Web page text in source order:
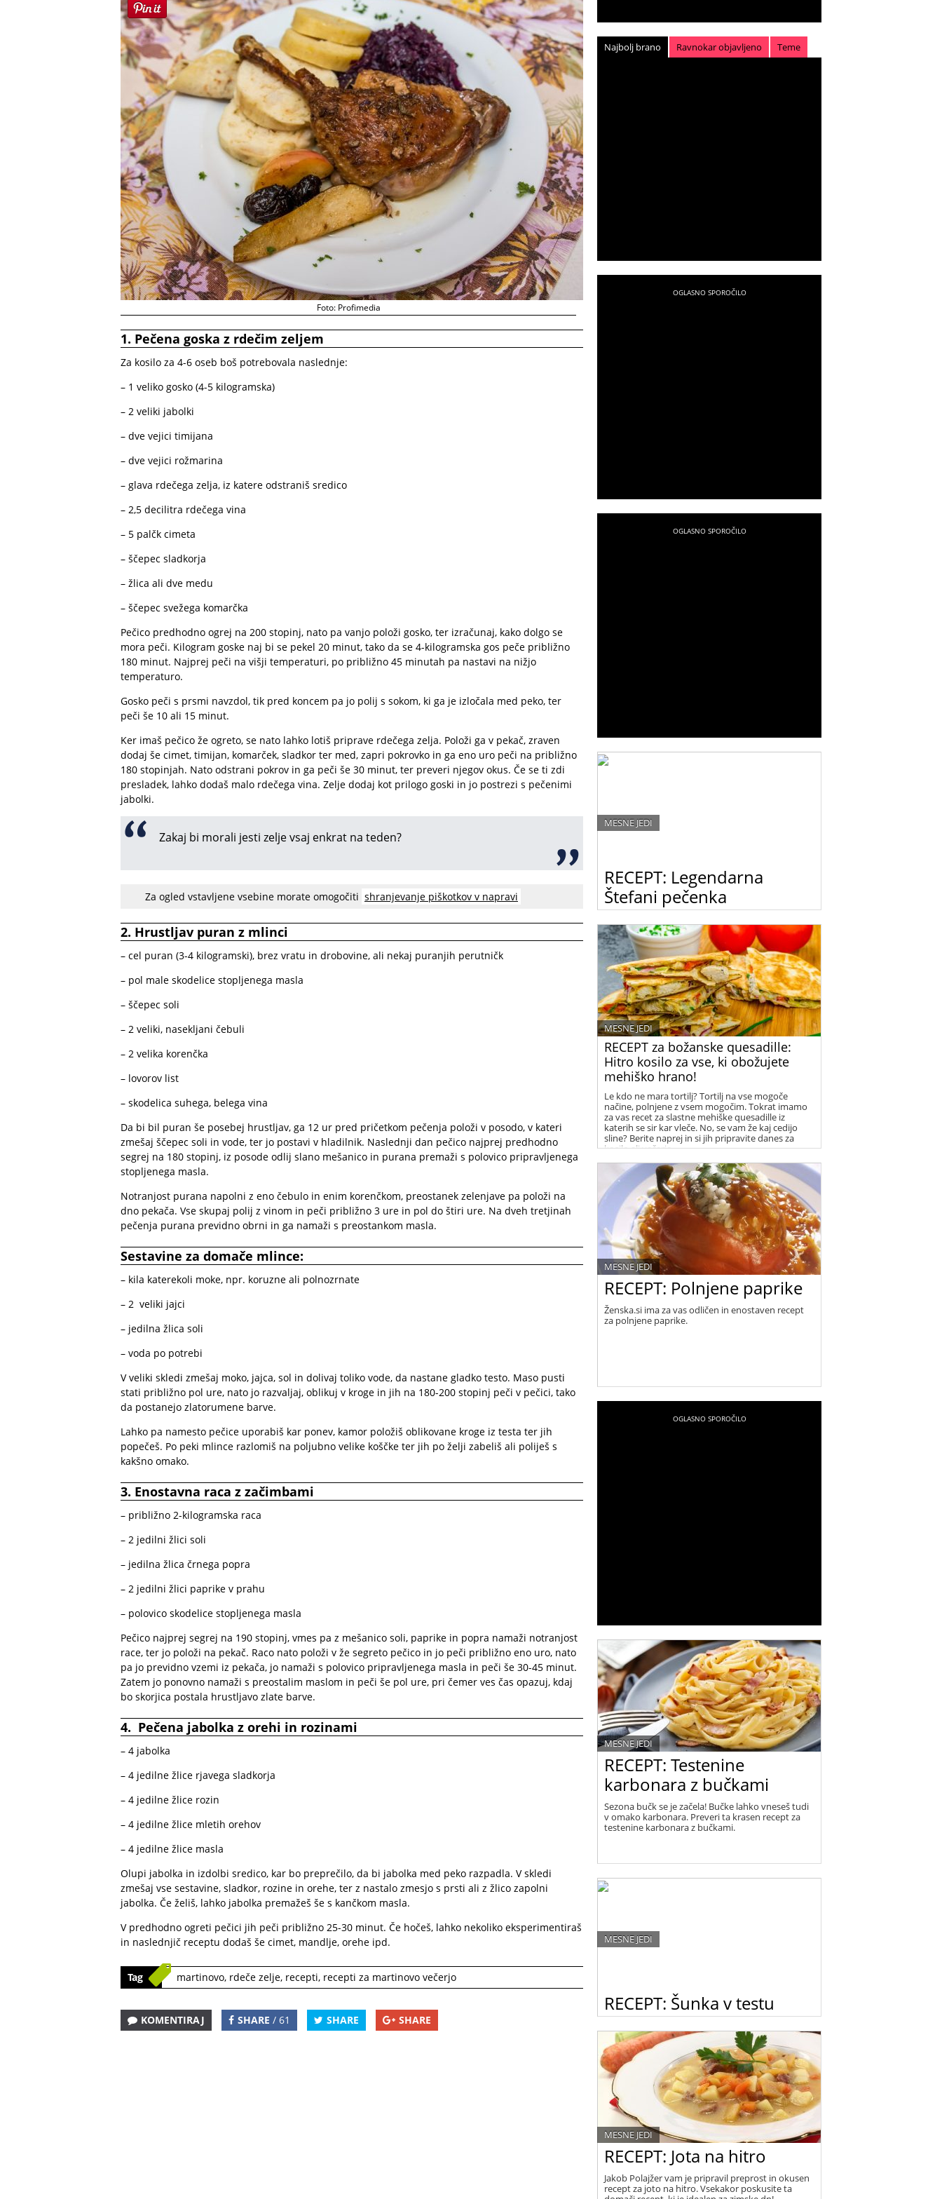
Foto: Profimedia
1. Pečena goska z rdečim zeljem
Za kosilo za 4-6 oseb boš potrebovala naslednje:
– 1 veliko gosko (4-5 kilogramska)
– 2 veliki jabolki
– dve vejici timijana
– dve vejici rožmarina
– glava rdečega zelja, iz katere odstraniš sredico
– 2,5 decilitra rdečega vina
– 5 palčk cimeta
– ščepec sladkorja
– žlica ali dve medu
– ščepec svežega komarčka
Pečico predhodno ogrej na 200 stopinj, nato pa vanjo položi gosko, ter izračunaj, kako dolgo se
mora peči. Kilogram goske naj bi se pekel 20 minut, tako da se 4-kilogramska gos peče približno
180 minut. Najprej peči na višji temperaturi, po približno 45 minutah pa nastavi na nižjo
temperaturo.
Gosko peči s prsmi navzdol, tik pred koncem pa jo polij s sokom, ki ga je izločala med peko, ter
peči še 10 ali 15 minut.
Ker imaš pečico že ogreto, se nato lahko lotiš priprave rdečega zelja. Položi ga v pekač, zraven
dodaj še cimet, timijan, komarček, sladkor ter med, zapri pokrovko in ga eno uro peči na približno
180 stopinjah. Nato odstrani pokrov in ga peči še 30 minut, ter preveri njegov okus. Če se ti zdi
presladek, lahko dodaš malo rdečega vina. Zelje dodaj kot prilogo goski in jo postrezi s pečenimi
jabolki.
Zakaj bi morali jesti zelje vsaj enkrat na teden?
Za ogled vstavljene vsebine morate omogočiti shranjevanje piškotkov v napravi
2. Hrustljav puran z mlinci
– cel puran (3-4 kilogramski), brez vratu in drobovine, ali nekaj puranjih perutničk
– pol male skodelice stopljenega masla
– ščepec soli
– 2 veliki, nasekljani čebuli
– 2 velika korenčka
– lovorov list
– skodelica suhega, belega vina
Da bi bil puran še posebej hrustljav, ga 12 ur pred pričetkom pečenja položi v posodo, v kateri
zmešaj ščepec soli in vode, ter jo postavi v hladilnik. Naslednji dan pečico najprej predhodno
segrej na 180 stopinj, iz posode odlij slano mešanico in purana premaži s polovico pripravljenega
stopljenega masla.
Notranjost purana napolni z eno čebulo in enim korenčkom, preostanek zelenjave pa položi na
dno pekača. Vse skupaj polij z vinom in peči približno 3 ure in pol do štiri ure. Na dveh tretjinah
pečenja purana previdno obrni in ga namaži s preostankom masla.
Sestavine za domače mlince:
– kila katerekoli moke, npr. koruzne ali polnozrnate
– 2 veliki jajci
– jedilna žlica soli
– voda po potrebi
V veliki skledi zmešaj moko, jajca, sol in dolivaj toliko vode, da nastane gladko testo. Maso pusti
stati približno pol ure, nato jo razvaljaj, oblikuj v kroge in jih na 180-200 stopinj peči v pečici, tako
da postanejo zlatorumene barve.
Lahko pa namesto pečice uporabiš kar ponev, kamor položiš oblikovane kroge iz testa ter jih
popečeš. Po peki mlince razlomiš na poljubno velike koščke ter jih po želji zabeliš ali poliješ s
kakšno omako.
3. Enostavna raca z začimbami
– približno 2-kilogramska raca
– 2 jedilni žlici soli
– jedilna žlica črnega popra
– 2 jedilni žlici paprike v prahu
– polovico skodelice stopljenega masla
Pečico najprej segrej na 190 stopinj, vmes pa z mešanico soli, paprike in popra namaži notranjost
race, ter jo položi na pekač. Raco nato položi v že segreto pečico in jo peči približno eno uro, nato
pa jo previdno vzemi iz pekača, jo namaži s polovico pripravljenega masla in peči še 30-45 minut.
Zatem jo ponovno namaži s preostalim maslom in peči še pol ure, pri čemer ves čas opazuj, kdaj
bo skorjica postala hrustljavo zlate barve.
4. Pečena jabolka z orehi in rozinami
– 4 jabolka
– 4 jedilne žlice rjavega sladkorja
– 4 jedilne žlice rozin
– 4 jedilne žlice mletih orehov
– 4 jedilne žlice masla
Olupi jabolka in izdolbi sredico, kar bo preprečilo, da bi jabolka med peko razpadla. V skledi
zmešaj vse sestavine, sladkor, rozine in orehe, ter z nastalo zmesjo s prsti ali z žlico zapolni
jabolka. Če želiš, lahko jabolka premažeš še s kančkom masla.
V predhodno ogreti pečici jih peči približno 25-30 minut. Če hočeš, lahko nekoliko eksperimentiraš
in naslednjič receptu dodaš še cimet, mandlje, orehe ipd.
Tag martinovo, rdeče zelje, recepti, recepti za martinovo večerjo
KOMENTIRAJ SHARE / 61 SHARE SHARE
Najbolj brano Ravnokar objavljeno Teme
RECEPT: Legendarna
Štefani pečenka
MESNE JEDI
potrebuješ veliko energije.
RECEPT za božanske quesadille:
Hitro kosilo za vse, ki obožujete
mehiško hrano!
MESNE JEDI
Le kdo ne mara tortilj? Tortilj na vse mogoče
načine, polnjene z vsem mogočim. Tokrat imamo
za vas recet za slastne mehiške quesadille iz
katerih se sir kar vleče. No, se vam že kaj cedijo
sline? Berite naprej in si jih pripravite danes za
kosilo ali večerjo.
RECEPT: Polnjene paprike
MESNE JEDI
Ženska.si ima za vas odličen in enostaven recept
za polnjene paprike.
RECEPT: Testenine
karbonara z bučkami
MESNE JEDI
Sezona bučk se je začela! Bučke lahko vneseš tudi
v omako karbonara. Preveri ta krasen recept za
testenine karbonara z bučkami.
RECEPT: Šunka v testu
MESNE JEDI
različnih praznovanjih. Jo znate pripraviti po
tradicionalnem srbskem receptu?
RECEPT: Jota na hitro
MESNE JEDI
Jakob Polajžer vam je pripravil preprost in okusen
recept za joto na hitro. Vsekakor poskusite ta